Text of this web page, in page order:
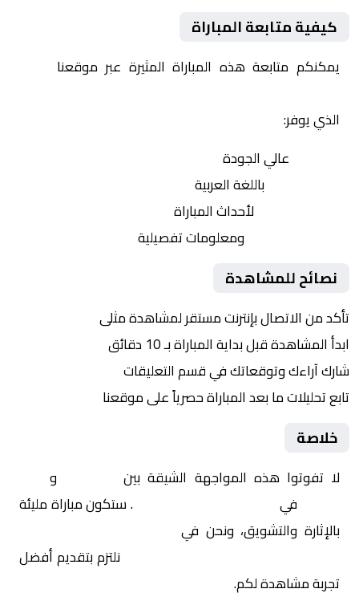
كيفية متابعة المباراة
يمكنكم متابعة هذه المباراة المثيرة عبر موقعنا
الذي يوفر:
عالي الجودة
باللغة العربية
لأحداث المباراة
ومعلومات تفصيلية
نصائح للمشاهدة
تأكد من الاتصال بإنترنت مستقر لمشاهدة مثلى
ابدأ المشاهدة قبل بداية المباراة بـ 10 دقائق
شارك آراءك وتوقعاتك في قسم التعليقات
تابع تحليلات ما بعد المباراة حصرياً على موقعنا
خلاصة
لا تفوتوا هذه المواجهة الشيقة بين و
في
. ستكون مباراة مليئة
بالإثارة والتشويق، ونحن في
نلتزم بتقديم أفضل
تجربة مشاهدة لكم.